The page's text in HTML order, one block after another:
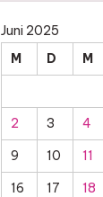
Juni 2025
M
D M
2
3 4
9
10 11
16
17 18